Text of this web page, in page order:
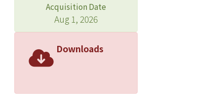
Acquisition Date
Aug 1, 2026
Downloads